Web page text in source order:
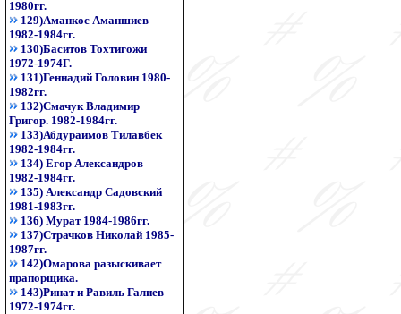
1980гг.
129)Аманкос Аманшиев
1982-1984гг.
130)Баситов Тохтигожи
1972-1974Г.
131)Геннадий Головин 1980-
1982гг.
132)Смачук Владимир
Григор. 1982-1984гг.
133)Абдураимов Тилавбек
1982-1984гг.
134) Егор Александров
1982-1984гг.
135) Александр Садовский
1981-1983гг.
136) Мурат 1984-1986гг.
137)Страчков Николай 1985-
1987гг.
142)Омарова разыскивает
прапорщика.
143)Ринат и Равиль Галиев
1972-1974гг.